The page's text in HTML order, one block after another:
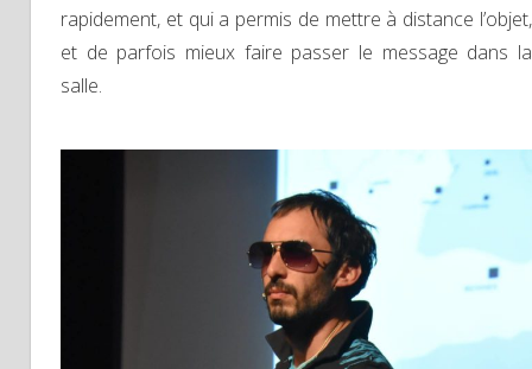
rapidement, et qui a permis de mettre à distance l’objet,
et de parfois mieux faire passer le message dans la
salle.